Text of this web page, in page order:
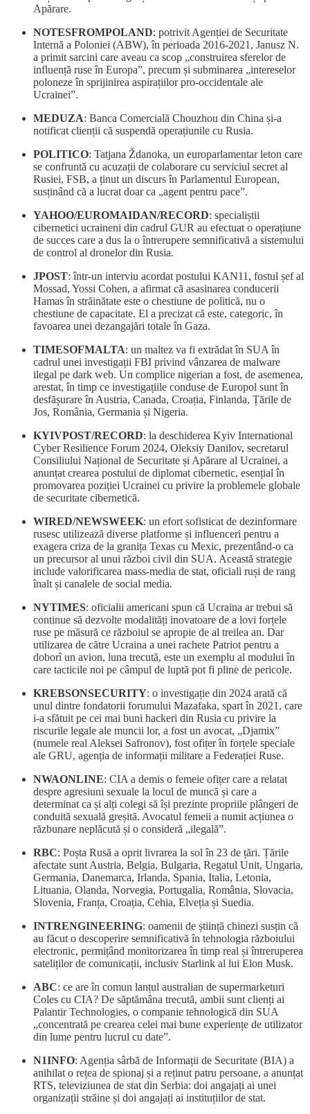
Apărare.
NOTESFROMPOLAND: potrivit Agenției de Securitate
Internă a Poloniei (ABW), în perioada 2016-2021, Janusz N.
a primit sarcini care aveau ca scop „construirea sferelor de
influență ruse în Europa”, precum și subminarea „intereselor
poloneze în sprijinirea aspirațiilor pro-occidentale ale
Ucrainei”.
MEDUZA: Banca Comercială Chouzhou din China și-a
notificat clienții că suspendă operațiunile cu Rusia.
POLITICO: Tatjana Ždanoka, un europarlamentar leton care
se confruntă cu acuzații de colaborare cu serviciul secret al
Rusiei, FSB, a ținut un discurs în Parlamentul European,
susținând că a lucrat doar ca „agent pentru pace”.
YAHOO/EUROMAIDAN/RECORD: specialiștii
cibernetici ucraineni din cadrul GUR au efectuat o operațiune
de succes care a dus la o întrerupere semnificativă a sistemului
de control al dronelor din Rusia.
JPOST: într-un interviu acordat postului KAN11, fostul șef al
Mossad, Yossi Cohen, a afirmat că asasinarea conducerii
Hamas în străinătate este o chestiune de politică, nu o
chestiune de capacitate. El a precizat că este, categoric, în
favoarea unei dezangajări totale în Gaza.
TIMESOFMALTA: un maltez va fi extrădat în SUA în
cadrul unei investigații FBI privind vânzarea de malware
ilegal pe dark web. Un complice nigerian a fost, de asemenea,
arestat, în timp ce investigațiile conduse de Europol sunt în
desfășurare în Austria, Canada, Croația, Finlanda, Țările de
Jos, România, Germania și Nigeria.
KYIVPOST/RECORD: la deschiderea Kyiv International
Cyber Resilience Forum 2024, Oleksiy Danilov, secretarul
Consiliului Național de Securitate și Apărare al Ucrainei, a
anunțat crearea postului de diplomat cibernetic, esențial în
promovarea poziției Ucrainei cu privire la problemele globale
de securitate cibernetică.
WIRED/NEWSWEEK: un efort sofisticat de dezinformare
rusesc utilizează diverse platforme și influenceri pentru a
exagera criza de la granița Texas cu Mexic, prezentând-o ca
un precursor al unui război civil din SUA. Această strategie
include valorificarea mass-media de stat, oficiali ruși de rang
înalt și canalele de social media.
NYTIMES: oficialii americani spun că Ucraina ar trebui să
continue să dezvolte modalități inovatoare de a lovi forțele
ruse pe măsură ce războiul se apropie de al treilea an. Dar
utilizarea de către Ucraina a unei rachete Patriot pentru a
doborî un avion, luna trecută, este un exemplu al modului în
care tacticile noi pe câmpul de luptă pot fi pline de pericole.
KREBSONSECURITY: o investigație din 2024 arată că
unul dintre fondatorii forumului Mazafaka, spart în 2021, care
i-a sfătuit pe cei mai buni hackeri din Rusia cu privire la
riscurile legale ale muncii lor, a fost un avocat, „Djamix”
(numele real Aleksei Safronov), fost ofițer în forțele speciale
ale GRU, agenția de informații militare a Federației Ruse.
NWAONLINE: CIA a demis o femeie ofițer care a relatat
despre agresiuni sexuale la locul de muncă și care a
determinat ca și alți colegi să își prezinte propriile plângeri de
conduită sexuală greșită. Avocatul femeii a numit acțiunea o
răzbunare neplăcută și o consideră „ilegală”.
RBC: Poșta Rusă a oprit livrarea la sol în 23 de țări. Țările
afectate sunt Austria, Belgia, Bulgaria, Regatul Unit, Ungaria,
Germania, Danemarca, Irlanda, Spania, Italia, Letonia,
Lituania, Olanda, Norvegia, Portugalia, România, Slovacia,
Slovenia, Franța, Croația, Cehia, Elveția și Suedia.
INTRENGINEERING: oamenii de știință chinezi susțin că
au făcut o descoperire semnificativă în tehnologia războiului
electronic, permițând monitorizarea în timp real și întreruperea
sateliților de comunicații, inclusiv Starlink al lui Elon Musk.
ABC: ce are în comun lanțul australian de supermarketuri
Coles cu CIA? De săptămâna trecută, ambii sunt clienți ai
Palantir Technologies, o companie tehnologică din SUA
„concentrată pe crearea celei mai bune experiențe de utilizator
din lume pentru lucrul cu date”.
N1INFO: Agenția sârbă de Informații de Securitate (BIA) a
anihilat o rețea de spionaj și a reținut patru persoane, a anunțat
RTS, televiziunea de stat din Serbia: doi angajați ai unei
organizații străine și doi angajați ai instituțiilor de stat.